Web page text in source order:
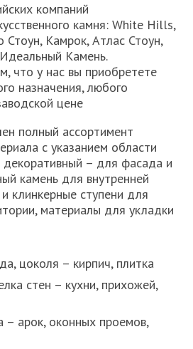
компаний
камня: White Hills,
Стоун, Камрок, Атлас Стоун,
Камень.
что у нас вы приобретете
назначения, любого
цене
полный ассортимент
с указанием области
– для фасада и
камень для внутренней
клинкерные ступени для
материалы для укладки
цоколя – кирпич, плитка
стен – кухни, прихожей,
– арок, оконных проемов,